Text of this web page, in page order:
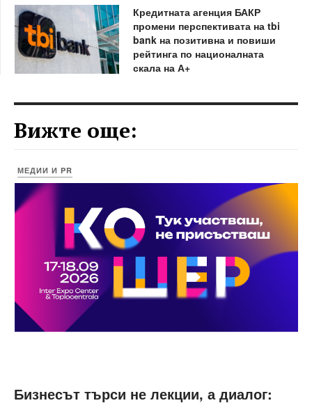
Кредитната агенция БАКР
промени перспективата на tbi
bank на позитивна и повиши
рейтинга по националната
скала на А+
Вижте още:
МЕДИИ И PR
Бизнесът търси не лекции, а диалог: